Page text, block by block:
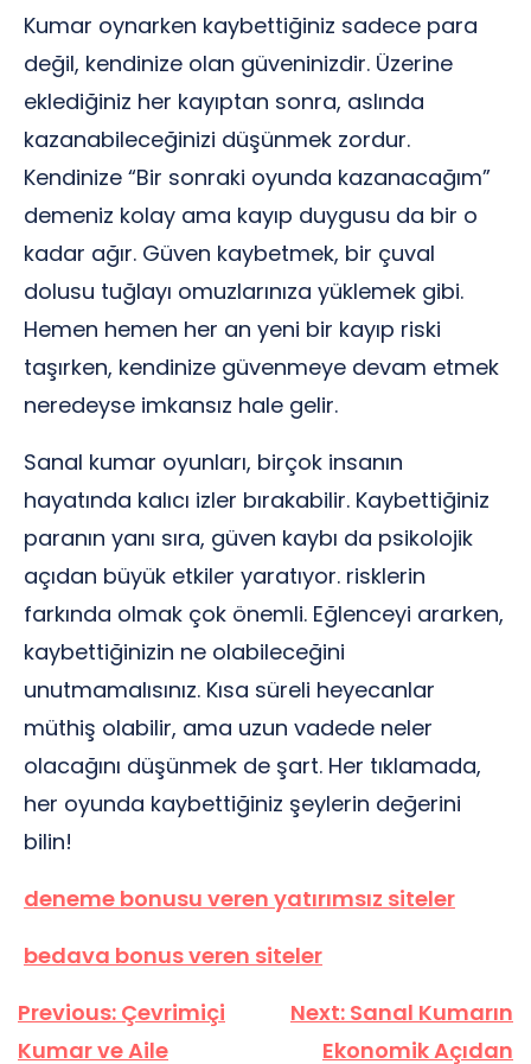
Kumar oynarken kaybettiğiniz sadece para
değil, kendinize olan güveninizdir. Üzerine
eklediğiniz her kayıptan sonra, aslında
kazanabileceğinizi düşünmek zordur.
Kendinize “Bir sonraki oyunda kazanacağım”
demeniz kolay ama kayıp duygusu da bir o
kadar ağır. Güven kaybetmek, bir çuval
dolusu tuğlayı omuzlarınıza yüklemek gibi.
Hemen hemen her an yeni bir kayıp riski
taşırken, kendinize güvenmeye devam etmek
neredeyse imkansız hale gelir.
Sanal kumar oyunları, birçok insanın
hayatında kalıcı izler bırakabilir. Kaybettiğiniz
paranın yanı sıra, güven kaybı da psikolojik
açıdan büyük etkiler yaratıyor. risklerin
farkında olmak çok önemli. Eğlenceyi ararken,
kaybettiğinizin ne olabileceğini
unutmamalısınız. Kısa süreli heyecanlar
müthiş olabilir, ama uzun vadede neler
olacağını düşünmek de şart. Her tıklamada,
her oyunda kaybettiğiniz şeylerin değerini
bilin!
deneme bonusu veren yatırımsız siteler
bedava bonus veren siteler
Yazı
gezinmesi
Previous: Çevrimiçi
Kumar ve Aile
Next: Sanal Kumarın
Ekonomik Açıdan